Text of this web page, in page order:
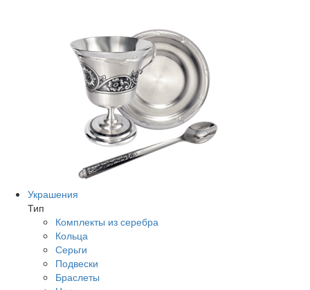
Украшения
Тип
Комплекты из серебра
Кольца
Серьги
Подвески
Браслеты